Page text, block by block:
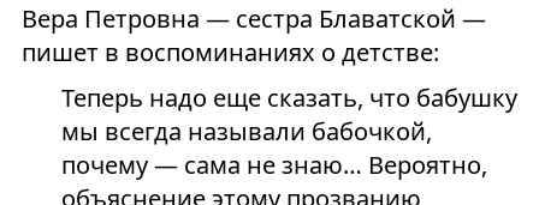
Вера Петровна — сестра Блаватской —
пишет в воспоминаниях о детстве:
Теперь надо еще сказать, что бабушку
мы всегда называли бабочкой,
почему — сама не знаю… Вероятно,
объяснение этому прозванию